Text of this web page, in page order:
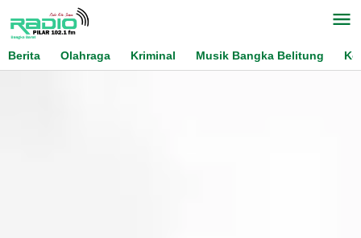
content
Berita
Olahraga Kriminal Musik Bangka Belitung